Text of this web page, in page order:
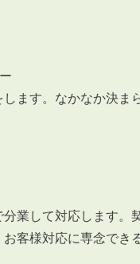
BROKER
お問い合わ
ます。なかなか決
業して対応します。
客様対応に専念でき